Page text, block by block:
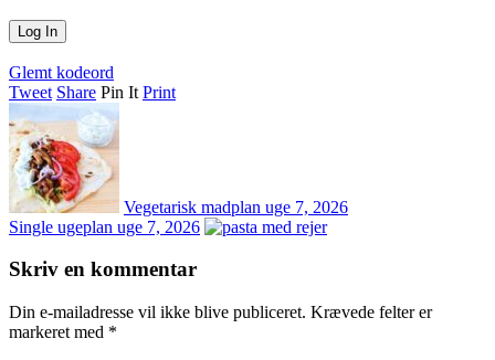
Glemt kodeord
Tweet Share Pin It Print
Vegetarisk madplan uge 7, 2026
Single ugeplan uge 7, 2026
Skriv en kommentar
Din e-mailadresse vil ikke blive publiceret. Krævede felter er
markeret med *